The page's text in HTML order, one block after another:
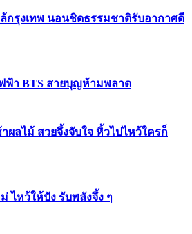
กรุงเทพ นอนชิดธรรมชาติรับอากาศดี
ฟ้า BTS สายบุญห้ามพลาด
ผลไม้ สวยจึ้งจับใจ หิ้วไปไหว้ใครก็
ไหว้ให้ปัง รับพลังจึ้ง ๆ